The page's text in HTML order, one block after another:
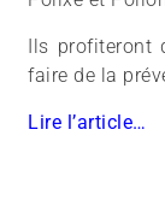
Ils
faire de la
Lire l’article…